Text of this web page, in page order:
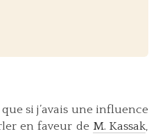
si j’avais une influence
en faveur de M. Kassak,